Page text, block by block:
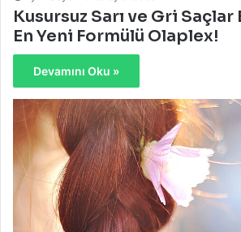
Kusursuz Sarı ve Gri
En Yeni Formülü Olaplex!
Devamını Oku »